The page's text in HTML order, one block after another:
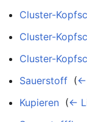
Cluster-
Cluster-
Cluster-
Sauerstoff (←
Kupieren (←